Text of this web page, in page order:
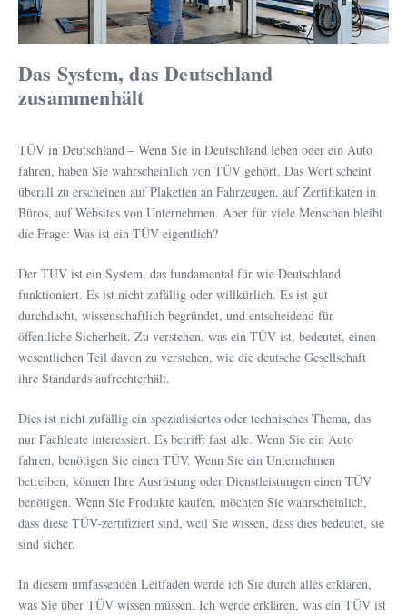
Das System, das Deutschland
zusammenhält
TÜV in Deutschland – Wenn Sie in Deutschland leben oder ein Auto
fahren, haben Sie wahrscheinlich von TÜV gehört. Das Wort scheint
überall zu erscheinen auf Plaketten an Fahrzeugen, auf Zertifikaten in
Büros, auf Websites von Unternehmen. Aber für viele Menschen bleibt
die Frage: Was ist ein TÜV eigentlich?
Der TÜV ist ein System, das fundamental für wie Deutschland
funktioniert. Es ist nicht zufällig oder willkürlich. Es ist gut
durchdacht, wissenschaftlich begründet, und entscheidend für
öffentliche Sicherheit. Zu verstehen, was ein TÜV ist, bedeutet, einen
wesentlichen Teil davon zu verstehen, wie die deutsche Gesellschaft
ihre Standards aufrechterhält.
Dies ist nicht zufällig ein spezialisiertes oder technisches Thema, das
nur Fachleute interessiert. Es betrifft fast alle. Wenn Sie ein Auto
fahren, benötigen Sie einen TÜV. Wenn Sie ein Unternehmen
betreiben, können Ihre Ausrüstung oder Dienstleistungen einen TÜV
benötigen. Wenn Sie Produkte kaufen, möchten Sie wahrscheinlich,
dass diese TÜV-zertifiziert sind, weil Sie wissen, dass dies bedeutet, sie
sind sicher.
In diesem umfassenden Leitfaden werde ich Sie durch alles erklären,
was Sie über TÜV wissen müssen. Ich werde erklären, was ein TÜV ist